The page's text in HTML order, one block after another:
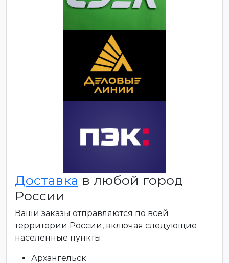
Доставка в любой город
России
Ваши заказы отправляются по всей
территории России, включая следующие
населенные пункты:
Архангельск